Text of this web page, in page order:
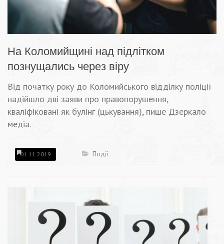
На Коломийщині над підлітком
познущались через віру
Від початку року до Коломийського відділку поліції
надійшло дві заяви про правопорушення,
кваліфіковані як булінг (цькування), пише Дзеркало
медіа.
01.11.2019 Події